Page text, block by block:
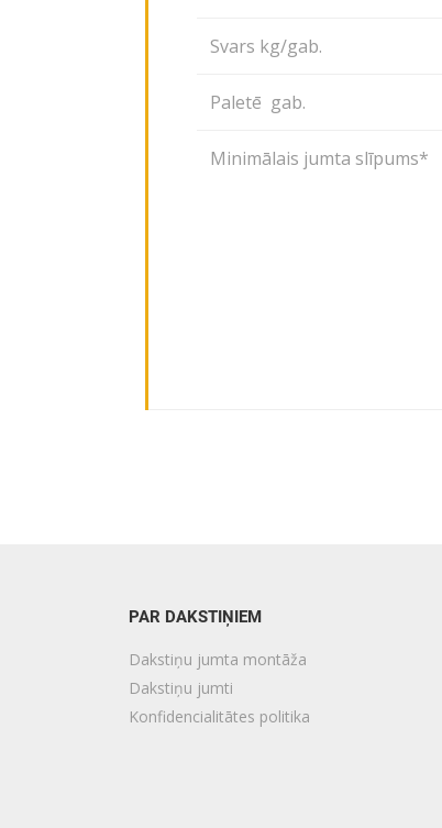
Svars kg/gab.
Paletē gab.
Minimālais jumta slīpums*
PAR DAKSTIŅIEM
Dakstiņu jumta montāža
Dakstiņu jumti
Konfidencialitātes politika